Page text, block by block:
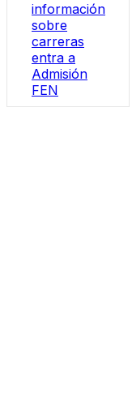
información
sobre
carreras
entra a
Admisión
FEN